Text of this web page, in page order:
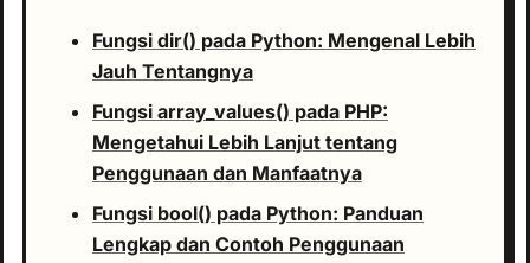
Fungsi dir() pada Python: Mengenal Lebih
Jauh Tentangnya
Fungsi array_values() pada PHP:
Mengetahui Lebih Lanjut tentang
Penggunaan dan Manfaatnya
Fungsi bool() pada Python: Panduan
Lengkap dan Contoh Penggunaan